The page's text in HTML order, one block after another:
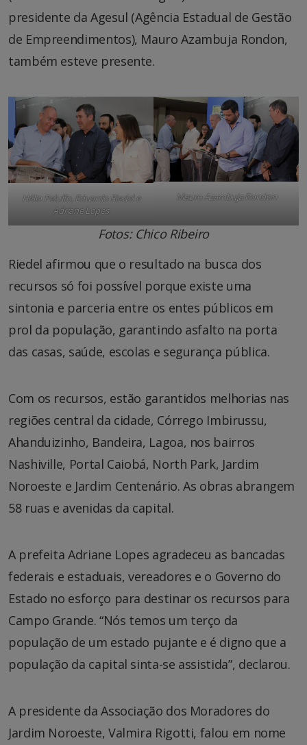
presidente da Agesul (Agência Estadual de Gestão
de Empreendimentos), Mauro Azambuja Rondon,
também esteve presente.
Hélio Peluffo, Eduardo Riedel e
Adriane Lopes
Mauro Azambuja Rondon
Fotos: Chico Ribeiro
Riedel afirmou que o resultado na busca dos
recursos só foi possível porque existe uma
sintonia e parceria entre os entes públicos em
prol da população, garantindo asfalto na porta
das casas, saúde, escolas e segurança pública.
Com os recursos, estão garantidos melhorias nas
regiões central da cidade, Córrego Imbirussu,
Ahanduizinho, Bandeira, Lagoa, nos bairros
Nashiville, Portal Caiobá, North Park, Jardim
Noroeste e Jardim Centenário. As obras abrangem
58 ruas e avenidas da capital.
A prefeita Adriane Lopes agradeceu as bancadas
federais e estaduais, vereadores e o Governo do
Estado no esforço para destinar os recursos para
Campo Grande. “Nós temos um terço da
população de um estado pujante e é digno que a
população da capital sinta-se assistida”, declarou.
A presidente da Associação dos Moradores do
Jardim Noroeste, Valmira Rigotti, falou em nome